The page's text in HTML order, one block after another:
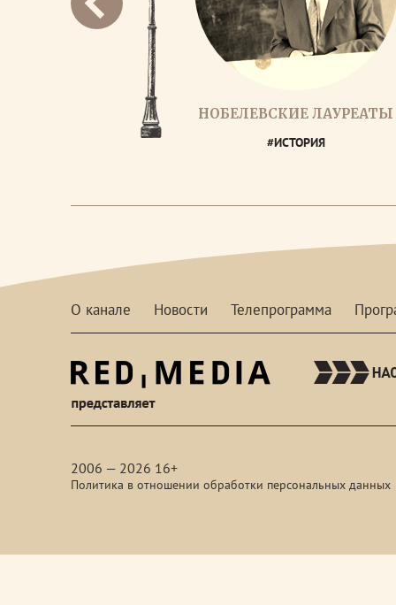
НОБЕЛЕВСКИЕ ЛАУРЕАТЫ
#ИСТОРИЯ
О канале Новости Телепрограмма
2006 — 2026 16+
Политика в отношении обработки персональных данных